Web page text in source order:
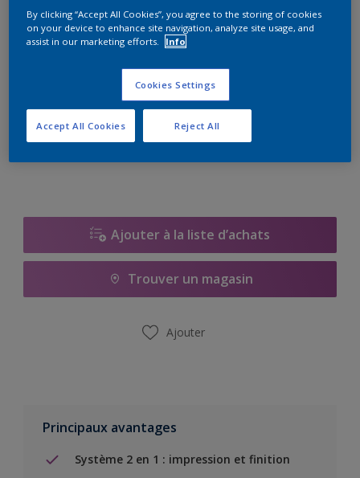
Format
Ajouter à la liste d’achats
Trouver un magasin
Ajouter
Principaux avantages
Système 2 en 1 : impression et finition
By clicking “Accept All Cookies”, you agree to the storing of cookies
on your device to enhance site navigation, analyze site usage, and
assist in our marketing efforts.
Info
Cookies Settings
Reject All
Accept All Cookies